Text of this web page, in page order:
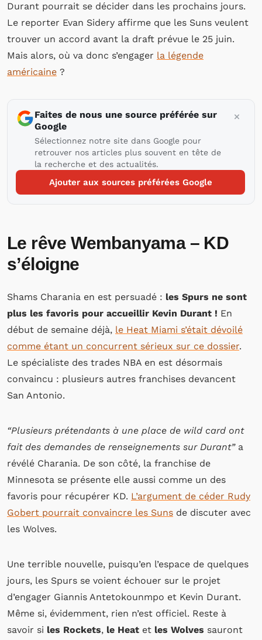
Durant pourrait se décider dans les prochains jours.
Le reporter Evan Sidery affirme que les Suns veulent
trouver un accord avant la draft prévue le 25 juin.
Mais alors, où va donc s’engager la légende
américaine ?
Faites de nous une source préférée sur
Google
Sélectionnez notre site dans Google pour
retrouver nos articles plus souvent en tête de
la recherche et des actualités.
Ajouter aux sources préférées Google
Le rêve Wembanyama – KD
s’éloigne
Shams Charania en est persuadé : les Spurs ne sont
plus les favoris pour accueillir Kevin Durant ! En
début de semaine déjà, le Heat Miami s’était dévoilé
comme étant un concurrent sérieux sur ce dossier.
Le spécialiste des trades NBA en est désormais
convaincu : plusieurs autres franchises devancent
San Antonio.
“Plusieurs prétendants à une place de wild card ont
fait des demandes de renseignements sur Durant”a
révélé Charania. De son côté, la franchise de
Minnesota se présente elle aussi comme un des
favoris pour récupérer KD. L’argument de céder Rudy
Gobert pourrait convaincre les Suns de discuter avec
les Wolves.
Une terrible nouvelle, puisqu’en l’espace de quelques
jours, les Spurs se voient échouer sur le projet
d’engager Giannis Antetokounmpo et Kevin Durant.
Même si, évidemment, rien n’est officiel. Reste à
savoir si les Rockets, le Heat et les Wolves sauront